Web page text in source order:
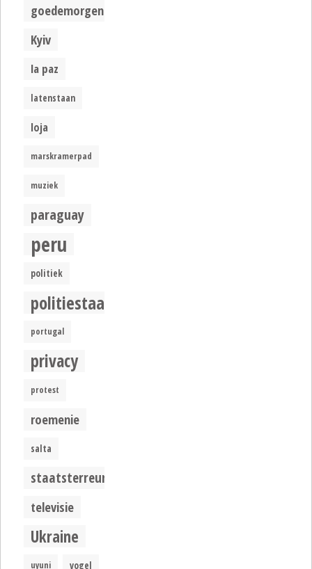
goedemorgen
Kyiv
la paz
latenstaan
loja
marskramerpad
muziek
paraguay
peru
politiek
politiestaat
portugal
privacy
protest
roemenie
salta
staatsterreur
televisie
Ukraine
uyuni vogel